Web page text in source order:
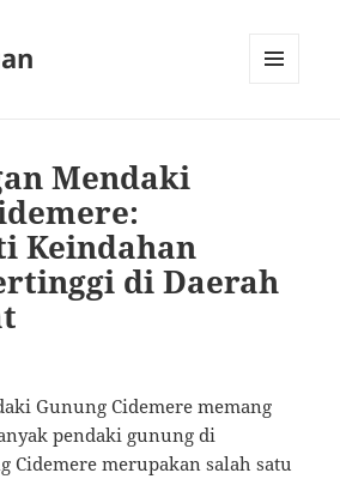
Mendaki
Keindahan
di Daerah
Gunung Cidemere memang
pendaki gunung di
Cidemere merupakan salah satu